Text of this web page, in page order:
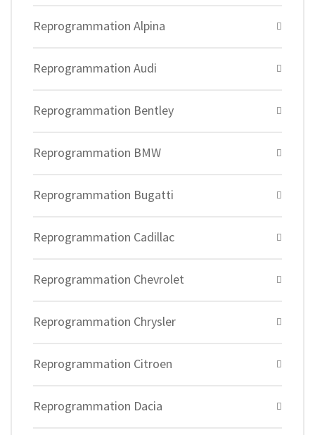
Reprogrammation Alpina
Reprogrammation Audi
Reprogrammation Bentley
Reprogrammation BMW
Reprogrammation Bugatti
Reprogrammation Cadillac
Reprogrammation Chevrolet
Reprogrammation Chrysler
Reprogrammation Citroen
Reprogrammation Dacia